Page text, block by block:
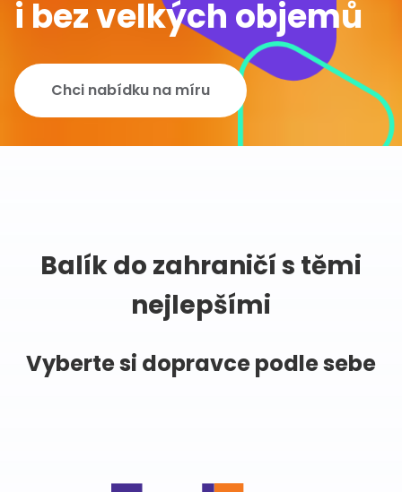
i bez velkých objemů
Chci nabídku na míru
Balík do zahraničí s těmi
nejlepšími
Vyberte si dopravce podle sebe